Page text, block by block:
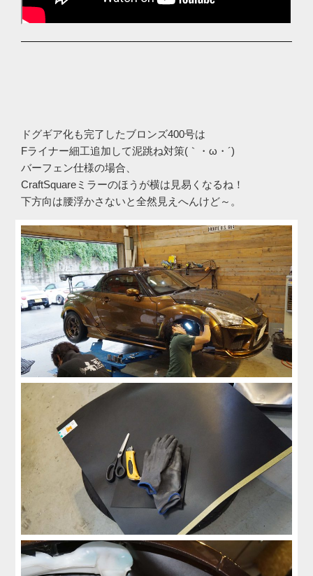
ドグギア化も完了したブロンズ400号は
Fライナー細工追加して泥跳ね対策(｀・ω・´)ゞ
バーフェン仕様の場合、
CraftSquareミラーのほうが横は見易くなるね！
下方向は腰浮かさないと全然見えへんけど～。